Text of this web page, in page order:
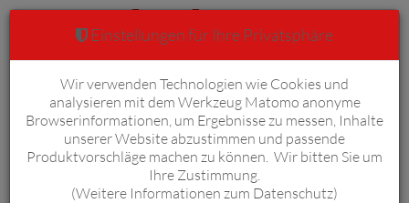
Anmelden Warenkorb 0
Einstellungen für Ihre Privatsphäre
Wir verwenden Technologien wie Cookies und
analysieren mit dem Werkzeug Matomo anonyme
Browserinformationen, um Ergebnisse zu messen, Inhalte
unserer Website abzustimmen und passende
Produktvorschläge machen zu können. Wir bitten Sie um
Ihre Zustimmung.
(Weitere Informationen zum Datenschutz)